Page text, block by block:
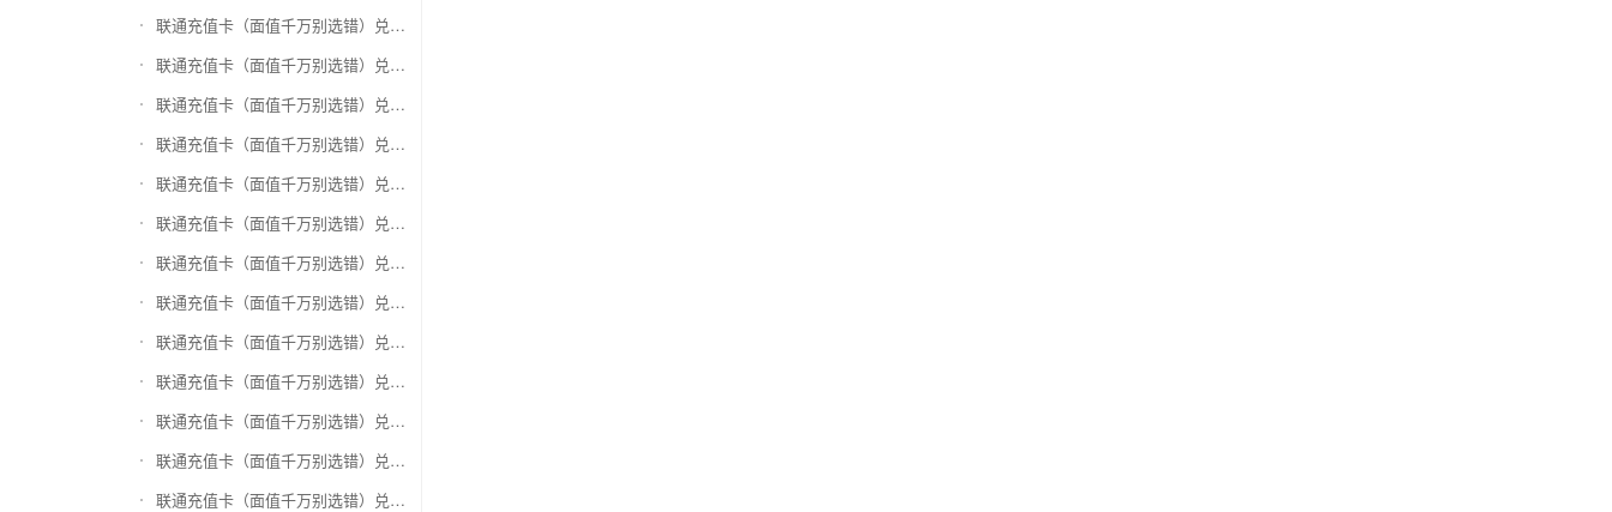
联通充值卡（面值千万别选错）兑换优酷会员激活码
联通充值卡（面值千万别选错）兑换搜狐视频
联通充值卡（面值千万别选错）兑换芒果TV
联通充值卡（面值千万别选错）兑换QQ音乐
联通充值卡（面值千万别选错）兑换酷狗音乐
联通充值卡（面值千万别选错）兑换周黑鸭
联通充值卡（面值千万别选错）兑换一号店礼品卡
联通充值卡（面值千万别选错）兑换亚马逊（只要实体卡）
联通充值卡（面值千万别选错）兑换中粮我买网礼品卡
联通充值卡（面值千万别选错）兑换当当礼品卡
联通充值卡（面值千万别选错）兑换国美红券
联通充值卡（面值千万别选错）兑换盛付通卡
联通充值卡（面值千万别选错）兑换付费通